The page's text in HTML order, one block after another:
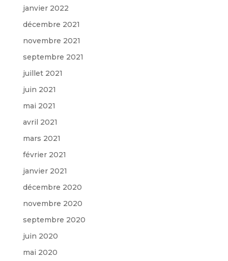
janvier 2022
décembre 2021
novembre 2021
septembre 2021
juillet 2021
juin 2021
mai 2021
avril 2021
mars 2021
février 2021
janvier 2021
décembre 2020
novembre 2020
septembre 2020
juin 2020
mai 2020